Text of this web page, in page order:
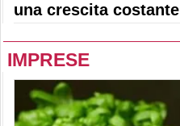
una crescita costante
IMPRESE